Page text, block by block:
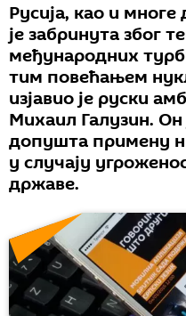
Русија, као и
је забринута због
међународних
тим повећањем
изјавио је руски
Михаил Галузин. Он
допушта примену
у случају
државе.